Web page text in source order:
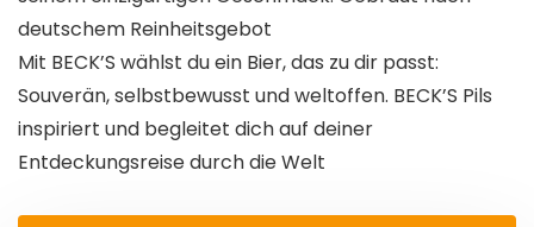
deutschem Reinheitsgebot
Mit BECK’S wählst du ein Bier, das zu dir passt:
Souverän, selbstbewusst und weltoffen. BECK’S Pils
inspiriert und begleitet dich auf deiner
Entdeckungsreise durch die Welt